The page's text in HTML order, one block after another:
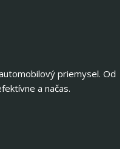
priemysel. Od
a načas.